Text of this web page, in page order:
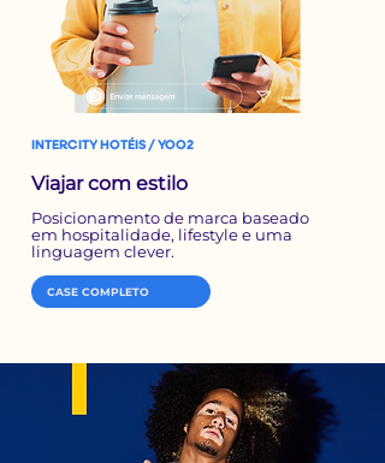
INTERCITY HOTÉIS / YOO2
Viajar com estilo
Posicionamento de marca baseado
em hospitalidade, lifestyle e uma
linguagem clever.
CASE COMPLETO